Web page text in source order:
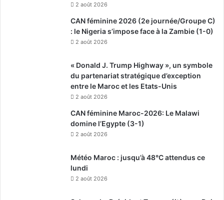
2 août 2026
CAN féminine 2026 (2e journée/Groupe C)
: le Nigeria s’impose face à la Zambie (1-0)
2 août 2026
« Donald J. Trump Highway », un symbole
du partenariat stratégique d’exception
entre le Maroc et les Etats-Unis
2 août 2026
CAN féminine Maroc-2026: Le Malawi
domine l’Egypte (3-1)
2 août 2026
Météo Maroc : jusqu’à 48°C attendus ce
lundi
2 août 2026